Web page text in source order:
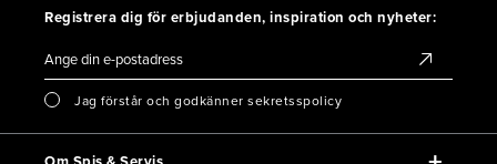
Registrera dig för erbjudanden, inspiration och nyheter:
Jag förstår och godkänner sekretsspolicy